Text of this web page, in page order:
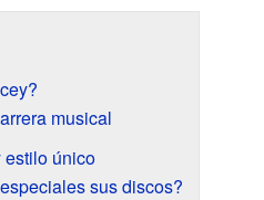
musical
estilo único
sus discos?